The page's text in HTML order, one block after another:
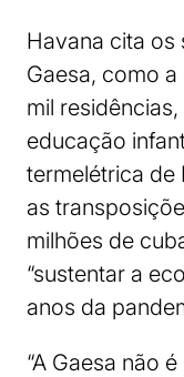
Havana cita os
Gaesa, como
mil
educação
termelétrica de
as
milhões de
“sustentar a
anos da
“A Gaesa não